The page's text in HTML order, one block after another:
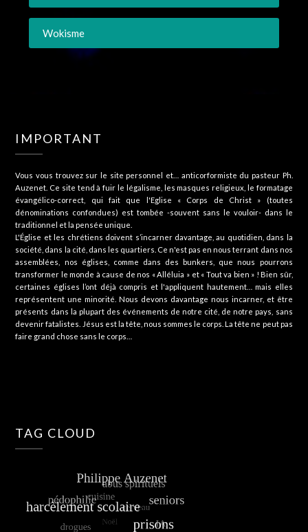
Wokisme
IMPORTANT
Vous vous trouvez sur le site personnel et… anticorformiste du pasteur Ph.
Auzenet. Ce site tend à fuir le légalisme, les masques religieux, le formatage
évangélico-correct, qui fait que l'Eglise « Corps de Christ » (toutes
dénominations confondues) est tombée -souvent sans le vouloir- dans le
traditionnel et la pensée unique.
L'Église et les chrétiens doivent s’incarner davantage, au quotidien, dans la
société, dans la cité, dans les quartiers. Ce n'est pas en nous terrant dans nos
assemblées, nos églises, comme dans des bunkers, que nous pourrons
transformer le monde à cause de nos « Alléluia » et « Tout va bien » ! Bien sûr,
certaines églises l’ont déjà compris et l'appliquent hautement… mais elles
représentent une minorité. Nous devons davantage nous incarner, et être
présents dans la plupart des événements de notre cité, de notre pays, sans
devenir fatalistes. Jésus est la tête, nous sommes le corps. La tête ne peut pas
faire grand chose sans le corps…
TAG CLOUD